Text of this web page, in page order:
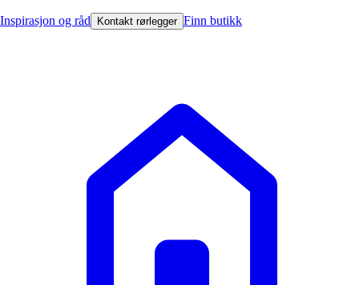
Inspirasjon og råd Kontakt rørlegger Finn butikk